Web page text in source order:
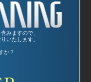
みますので、
いたします。
か？